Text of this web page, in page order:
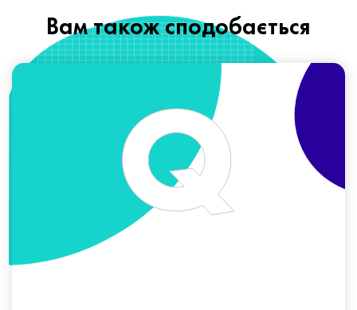
Вам також сподобається